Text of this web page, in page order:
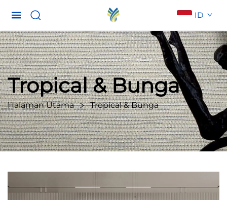
ID
Tropical & Bunga
Halaman Utama Tropical & Bunga